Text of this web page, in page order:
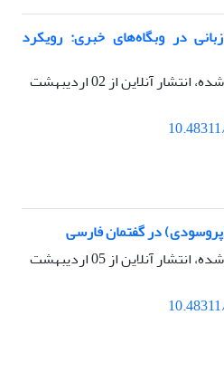
در وبگاه‌های خبری: رویکرد
انتشار آنلاین از
02 اردیبهشت
در گفتمان فارسی
انتشار آنلاین از
05 اردیبهشت